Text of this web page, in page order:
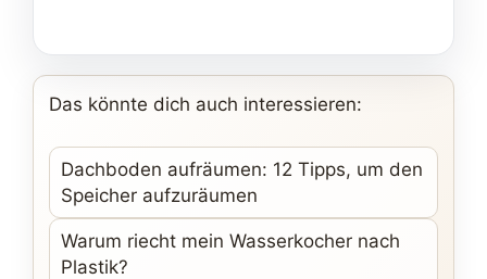
Das könnte dich auch interessieren:
Dachboden aufräumen: 12 Tipps, um den
Speicher aufzuräumen
Warum riecht mein Wasserkocher nach
Plastik?